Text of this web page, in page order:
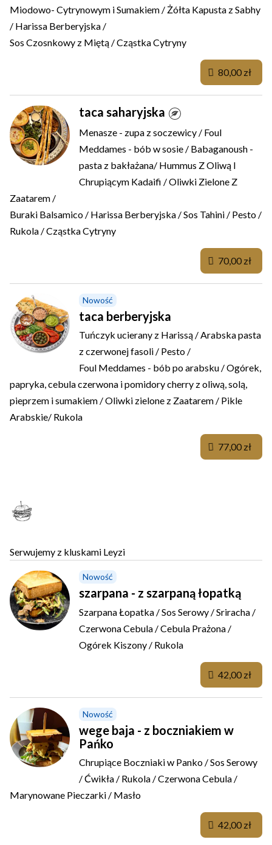
Miodowo- Cytrynowym i Sumakiem / Żółta Kapusta z Sabhy
/ Harissa Berberyjska /
Sos Czosnkowy z Miętą / Cząstka Cytryny
taca saharyjska
Menasze - zupa z soczewicy / Foul
Meddames - bób w sosie / Babaganoush -
pasta z bakłażana/ Hummus Z Oliwą I
Chrupiącym Kadaifi / Oliwki Zielone Z
Zaatarem /
Buraki Balsamico / Harissa Berberyjska / Sos Tahini / Pesto /
Rukola / Cząstka Cytryny
Nowość
taca berberyjska
Tuńczyk ucierany z Harissą / Arabska pasta
z czerwonej fasoli / Pesto /
Foul Meddames - bób po arabsku / Ogórek,
papryka, cebula czerwona i pomidory cherry z oliwą, solą,
pieprzem i sumakiem / Oliwki zielone z Zaatarem / Pikle
Arabskie/ Rukola
Serwujemy z kluskami Leyzi
Nowość
szarpana - z szarpaną łopatką
Szarpana Łopatka / Sos Serowy / Sriracha /
Czerwona Cebula / Cebula Prażona /
Ogórek Kiszony / Rukola
Nowość
wege baja - z boczniakiem w
Pańko
Chrupiące Boczniaki w Panko / Sos Serowy
/ Ćwikła / Rukola / Czerwona Cebula /
Marynowane Pieczarki / Masło